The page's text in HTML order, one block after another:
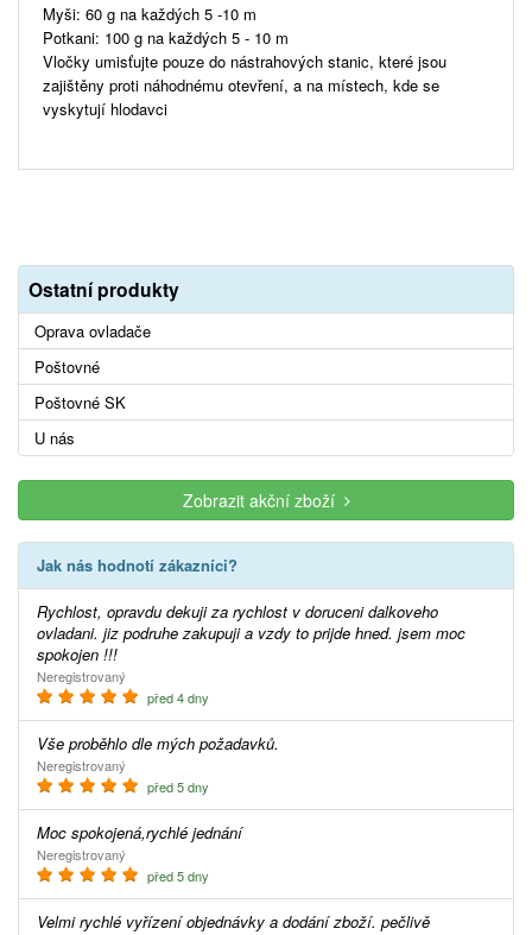
Myši: 60 g na každých 5 -10 m
Potkani: 100 g na každých 5 - 10 m
Vločky umisťujte pouze do nástrahových stanic, které jsou
zajištěny proti náhodnému otevření, a na místech, kde se
vyskytují hlodavci
Ostatní produkty
Oprava ovladače
Poštovné
Poštovné SK
U nás
Zobrazit akční zboží
Jak nás hodnotí zákazníci?
Rychlost, opravdu dekuji za rychlost v doruceni dalkoveho
ovladani. jiz podruhe zakupuji a vzdy to prijde hned. jsem moc
spokojen !!!
Neregistrovaný
před 4 dny
Vše proběhlo dle mých požadavků.
Neregistrovaný
před 5 dny
Moc spokojená,rychlé jednání
Neregistrovaný
před 5 dny
Velmi rychlé vyřízení objednávky a dodání zboží. pečlivě